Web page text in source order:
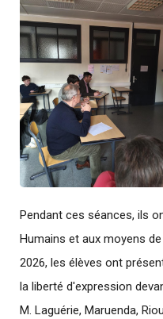
Pendant ces séances, ils
Humains et aux moyens
2026, les élèves ont
la liberté d'expression
M. Laguérie, Maruenda,